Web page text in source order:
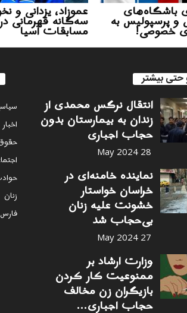
عموزاد، یزدانی و
سه‌گانه قهرمانی
مسابقات آسیا
باشگاه‌های
و پرسپولیس به
خصوصی!
حتی بیشتر
انتقال نرگس محمدی از
زندان به بیمارستان بدون
حجاب اجباری
28 May 2024
نماینده خامنه‌ای در
خراسان خواستار
خشونت علیه زنان
بی‌حجاب شد
27 May 2024
وزارت ارشاد بر
ممنوعیت کار کردن
بازیگران زن مخالف
حجاب اجباری...
زنان